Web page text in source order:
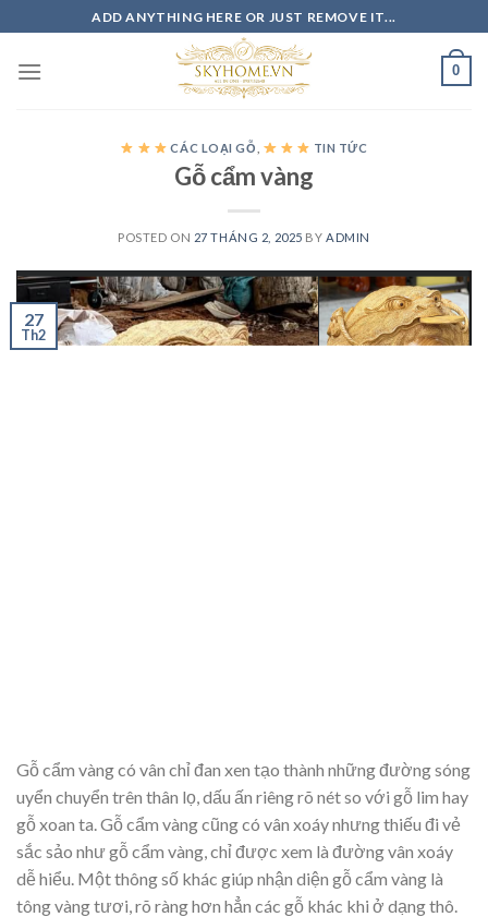
to
content
ADD ANYTHING HERE OR JUST REMOVE IT...
0
CÁC LOẠI GỖ TIN TỨC
Gỗ cẩm vàng
POSTED ON 27 THÁNG 2, 2025 BY ADMIN
27
Th2
Gỗ cẩm vàng có vân chỉ đan xen tạo thành những đường sóng
uyển chuyển trên thân lọ, dấu ấn riêng rõ nét so với gỗ lim hay
gỗ xoan ta. Gỗ cẩm vàng cũng có vân xoáy nhưng thiếu đi vẻ
sắc sảo như gỗ cẩm vàng, chỉ được xem là đường vân xoáy
dễ hiểu. Một thông số khác giúp nhận diện gỗ cẩm vàng là
tông vàng tươi, rõ ràng hơn hẳn các gỗ khác khi ở dạng thô.